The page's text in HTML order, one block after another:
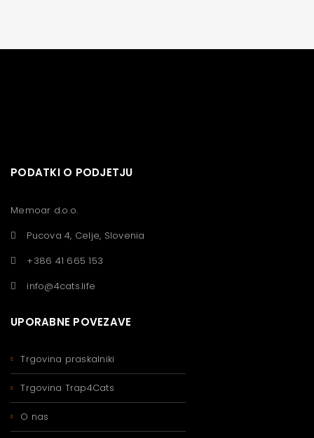
PODATKI O PODJETJU
Memoar d.o.o.
Pucova 4, Celje, Slovenia
+386 41 665 153
info@4cats.life
UPORABNE POVEZAVE
Trgovina praskalniki
Trgovina Trap4Cats
O nas